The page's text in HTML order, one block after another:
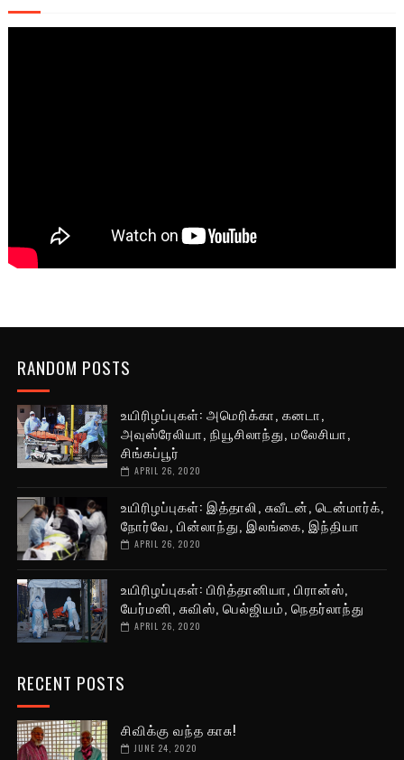
RANDOM POSTS
உயிரிழப்புகள்: அமெரிக்கா, கனடா,
அவுஸ்ரேலியா, நியூசிலாந்து, மலேசியா,
சிங்கப்பூர்
APRIL 26, 2020
உயிரிழப்புகள்: இத்தாலி, சுவீடன், டென்மார்க்,
நோர்வே, பின்லாந்து, இலங்கை, இந்தியா
APRIL 26, 2020
உயிரிழப்புகள்: பிரித்தானியா, பிரான்ஸ்,
யேர்மனி, சுவிஸ், பெல்ஜியம், நெதர்லாந்து
APRIL 26, 2020
RECENT POSTS
சிவிக்கு வந்த காசு!
JUNE 24, 2020